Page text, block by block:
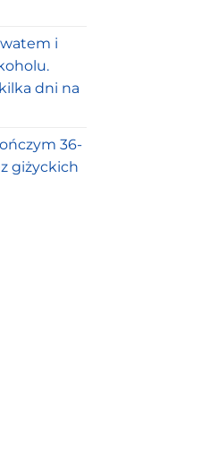
i
dni na
36-
giżyckich